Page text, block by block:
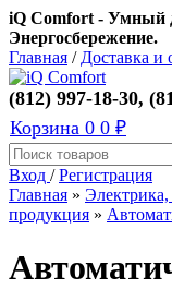
iQ Comfort - Умный
Энергосбережение.
Главная / Доставка и
(812) 997-18-30,
Корзина 0 0 ₽
Вход /Регистрация
Главная »
продукция »